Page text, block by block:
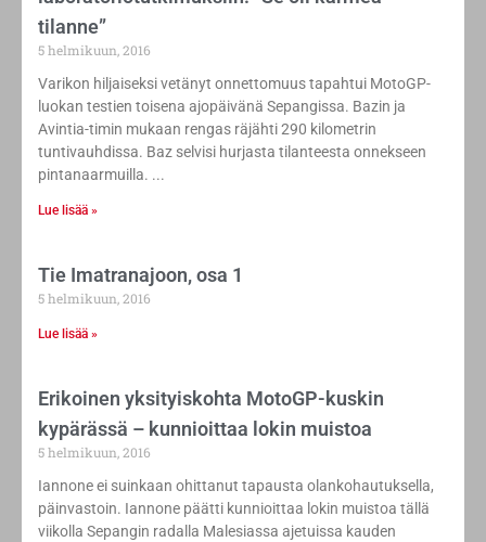
tilanne”
5 helmikuun, 2016
Varikon hiljaiseksi vetänyt onnettomuus tapahtui MotoGP-
luokan testien toisena ajopäivänä Sepangissa. Bazin ja
Avintia-timin mukaan rengas räjähti 290 kilometrin
tuntivauhdissa. Baz selvisi hurjasta tilanteesta onnekseen
pintanaarmuilla.
Lue lisää »
Tie Imatranajoon, osa 1
5 helmikuun, 2016
Lue lisää »
Erikoinen yksityiskohta MotoGP-kuskin
kypärässä – kunnioittaa lokin muistoa
5 helmikuun, 2016
Iannone ei suinkaan ohittanut tapausta olankohautuksella,
päinvastoin. Iannone päätti kunnioittaa lokin muistoa tällä
viikolla Sepangin radalla Malesiassa ajetuissa kauden